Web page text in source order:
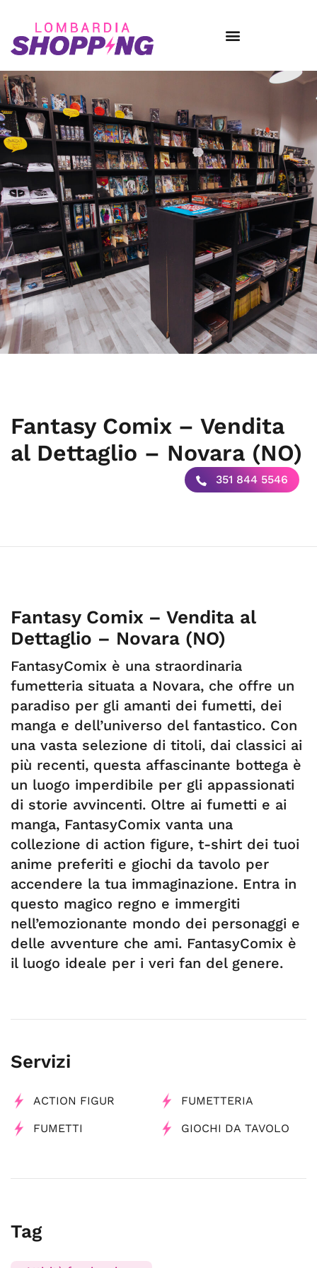
Fantasy Comix – Vendita
al Dettaglio – Novara (NO)
351 844 5546
Fantasy Comix – Vendita al
Dettaglio – Novara (NO)
FantasyComix è una straordinaria
fumetteria situata a Novara, che offre un
paradiso per gli amanti dei fumetti, dei
manga e dell’universo del fantastico. Con
una vasta selezione di titoli, dai classici ai
più recenti, questa affascinante bottega è
un luogo imperdibile per gli appassionati
di storie avvincenti. Oltre ai fumetti e ai
manga, FantasyComix vanta una
collezione di action figure, t-shirt dei tuoi
anime preferiti e giochi da tavolo per
accendere la tua immaginazione. Entra in
questo magico regno e immergiti
nell’emozionante mondo dei personaggi e
delle avventure che ami. FantasyComix è
il luogo ideale per i veri fan del genere.
Servizi
ACTION FIGUR FUMETTERIA
FUMETTI GIOCHI DA TAVOLO
Tag